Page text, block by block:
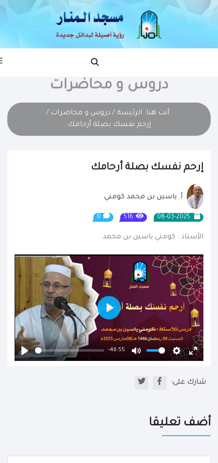
دروس و محاضرات
أنت هنا: الرئيسة / دروس و محاضرات /
إرحم نفسك بصلة أرحامك
إرحم نفسك بصلة أرحامك
أ. ياسين بن محمد كومني
516
0
الأستاذ : كومني ياسين بن محمد
Play
-46:55
Mute Settings
Enter
Play
شارك على:
أضف تعليقا